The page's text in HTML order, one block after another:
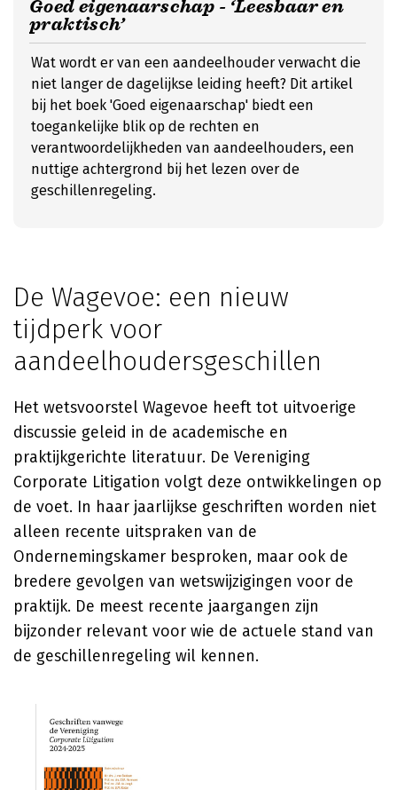
Goed eigenaarschap - ‘Leesbaar en
praktisch’
Wat wordt er van een aandeelhouder verwacht die
niet langer de dagelijkse leiding heeft? Dit artikel
bij het boek 'Goed eigenaarschap' biedt een
toegankelijke blik op de rechten en
verantwoordelijkheden van aandeelhouders, een
nuttige achtergrond bij het lezen over de
geschillenregeling.
De Wagevoe: een nieuw
tijdperk voor
aandeelhoudersgeschillen
Het wetsvoorstel Wagevoe heeft tot uitvoerige
discussie geleid in de academische en
praktijkgerichte literatuur. De Vereniging
Corporate Litigation volgt deze ontwikkelingen op
de voet. In haar jaarlijkse geschriften worden niet
alleen recente uitspraken van de
Ondernemingskamer besproken, maar ook de
bredere gevolgen van wetswijzigingen voor de
praktijk. De meest recente jaargangen zijn
bijzonder relevant voor wie de actuele stand van
de geschillenregeling wil kennen.